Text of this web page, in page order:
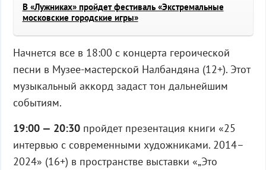
В «Лужниках» пройдет фестиваль «Экстремальные
московские городские игры»
Начнется все в 18:00 с концерта героической
песни в Музее-мастерской Налбандяна (12+). Этот
музыкальный аккорд задаст тон дальнейшим
событиям.
19:00 — 20:30пройдет презентация книги «25
интервью с современными художниками. 2014–
2024» (16+) в пространстве выставки «„Это